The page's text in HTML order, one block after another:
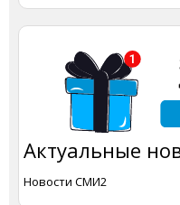
Актуальные
Новости СМИ2